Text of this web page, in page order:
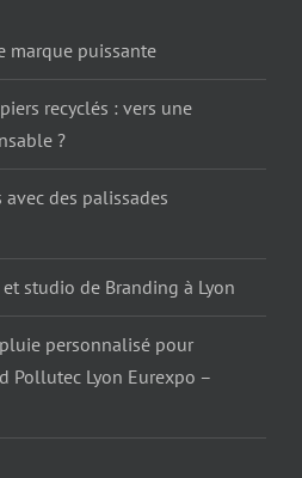
marque puissante
recyclés : vers une
?
des palissades
studio de Branding à Lyon
personnalisé pour
Pollutec Lyon Eurexpo –